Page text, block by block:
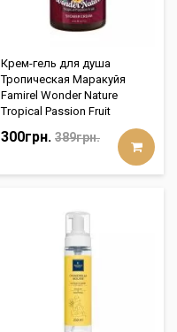
Крем-гель для душа
Тропическая Маракуйя
Famirel Wonder Nature
Tropical Passion Fruit
300грн. 389грн.